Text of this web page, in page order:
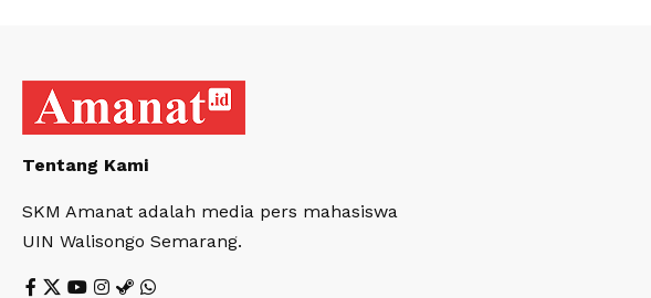
Tentang Kami
SKM Amanat adalah media pers mahasiswa
UIN Walisongo Semarang.